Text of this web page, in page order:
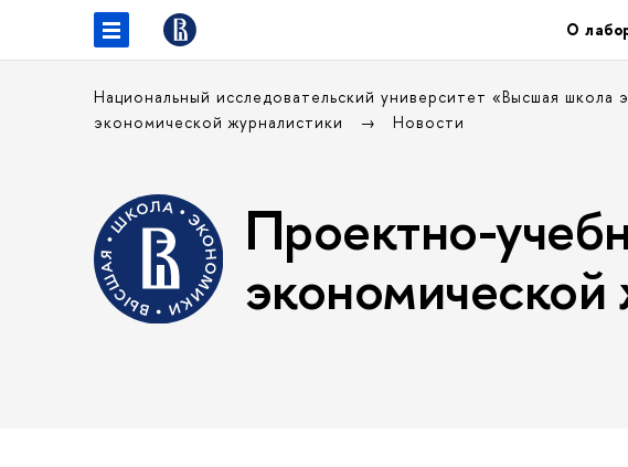
О
Национальный исследовательский университет «Высшая школа
экономической журналистики
Новости
Проектно-